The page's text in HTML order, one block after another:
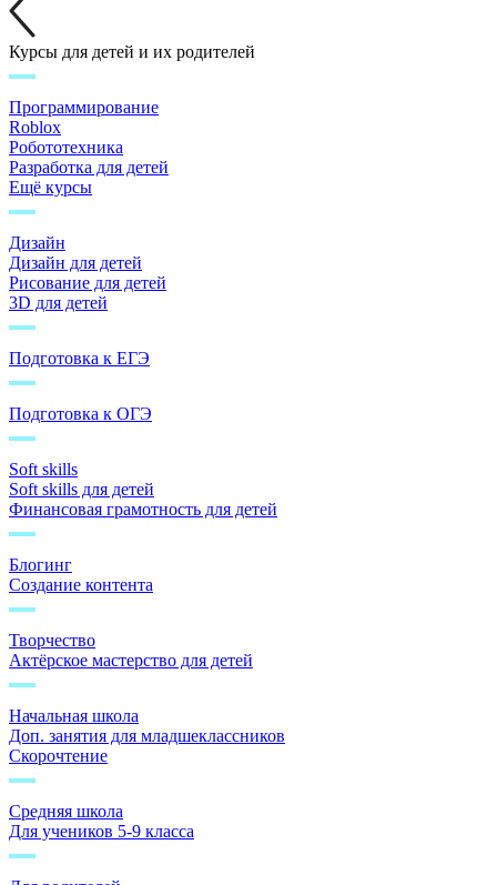
Курсы для детей и их родителей
Программирование
Roblox
Робототехника
Разработка для детей
Ещё курсы
Дизайн
Дизайн для детей
Рисование для детей
3D для детей
Подготовка к ЕГЭ
Подготовка к ОГЭ
Soft skills
Soft skills для детей
Финансовая грамотность для детей
Блогинг
Создание контента
Творчество
Актёрское мастерство для детей
Начальная школа
Доп. занятия для младшеклассников
Скорочтение
Средняя школа
Для учеников 5-9 класса